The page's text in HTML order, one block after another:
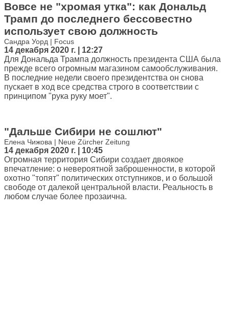
Вовсе не "хромая утка": как Дональд
Трамп до последнего бессовестно
использует свою должность
Сандра Уорд | Focus
14 декабря 2020 г. | 12:27
Для Дональда Трампа должность президента США была
прежде всего огромным магазином самообслуживания.
В последние недели своего президентства он снова
пускает в ход все средства строго в соответствии с
принципом "рука руку моет".
"Дальше Сибири не сошлют"
Елена Чижова | Neue Zürcher Zeitung
14 декабря 2020 г. | 10:45
Огромная территория Сибири создает двоякое
впечатление: о невероятной заброшенности, в которой
охотно "топят" политических отступников, и о большой
свободе от далекой центральной власти. Реальность в
любом случае более прозаична.